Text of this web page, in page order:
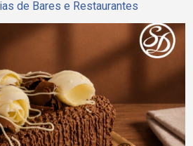
de Bares e Restaurantes